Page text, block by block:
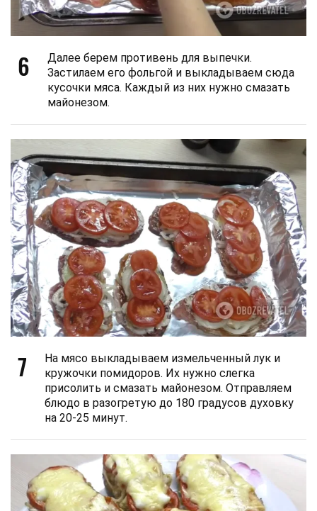
6
Далее берем противень для выпечки.
Застилаем его фольгой и выкладываем сюда
кусочки мяса. Каждый из них нужно смазать
майонезом.
7
На мясо выкладываем измельченный лук и
кружочки помидоров. Их нужно слегка
присолить и смазать майонезом. Отправляем
блюдо в разогретую до 180 градусов духовку
на 20-25 минут.